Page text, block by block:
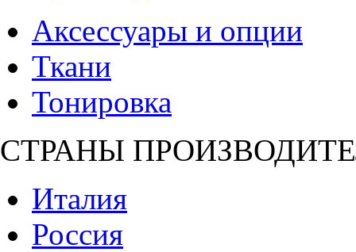
Аксессуары и опции
Ткани
Тонировка
СТРАНЫ
Италия
Россия